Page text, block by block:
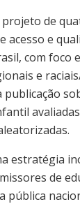
de
acesso e
com foco
e
estratégia
de
pública